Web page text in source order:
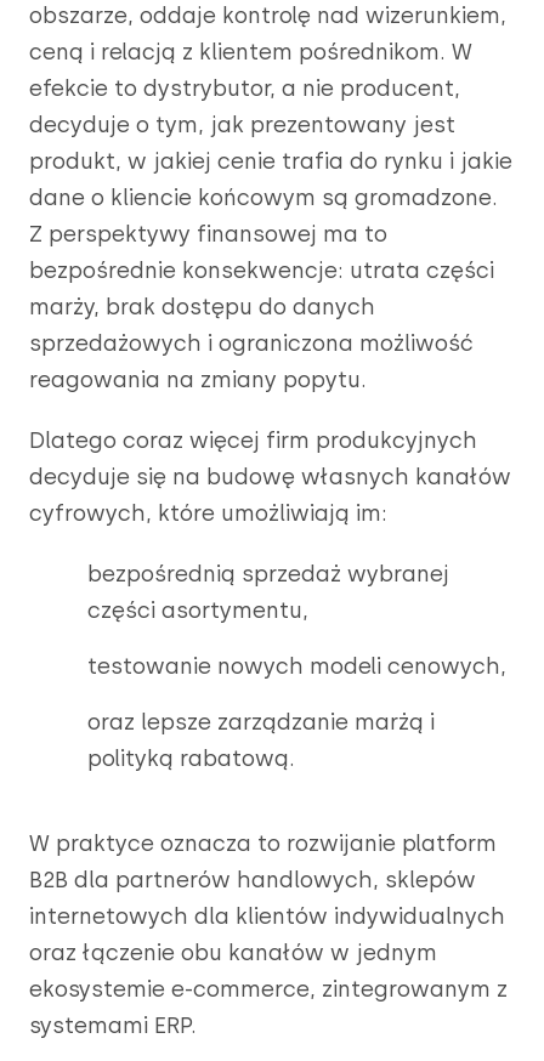
obszarze, oddaje kontrolę nad wizerunkiem,
ceną i relacją z klientem pośrednikom. W
efekcie to dystrybutor, a nie producent,
decyduje o tym, jak prezentowany jest
produkt, w jakiej cenie trafia do rynku i jakie
dane o kliencie końcowym są gromadzone.
Z perspektywy finansowej ma to
bezpośrednie konsekwencje: utrata części
marży, brak dostępu do danych
sprzedażowych i ograniczona możliwość
reagowania na zmiany popytu.
Dlatego coraz więcej firm produkcyjnych
decyduje się na budowę własnych kanałów
cyfrowych, które umożliwiają im:
bezpośrednią sprzedaż wybranej
części asortymentu,
testowanie nowych modeli cenowych,
oraz lepsze zarządzanie marżą i
polityką rabatową.
W praktyce oznacza to rozwijanie platform
B2B dla partnerów handlowych, sklepów
internetowych dla klientów indywidualnych
oraz łączenie obu kanałów w jednym
ekosystemie e-commerce, zintegrowanym z
systemami ERP.